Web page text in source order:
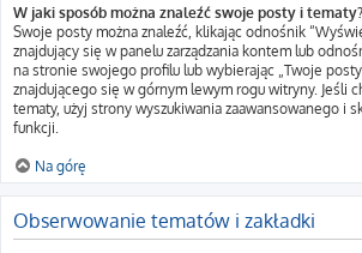
W jaki sposób można znaleźć swoje posty i tematy?
Swoje posty można znaleźć, klikając odnośnik
znajdujący się w panelu zarządzania kontem lub
na stronie swojego profilu lub wybierając „Twoje
znajdującego się w górnym lewym rogu witryny. Jeśli
tematy, użyj strony wyszukiwania zaawansowanego i
funkcji.
Na górę
Obserwowanie tematów i zakładki